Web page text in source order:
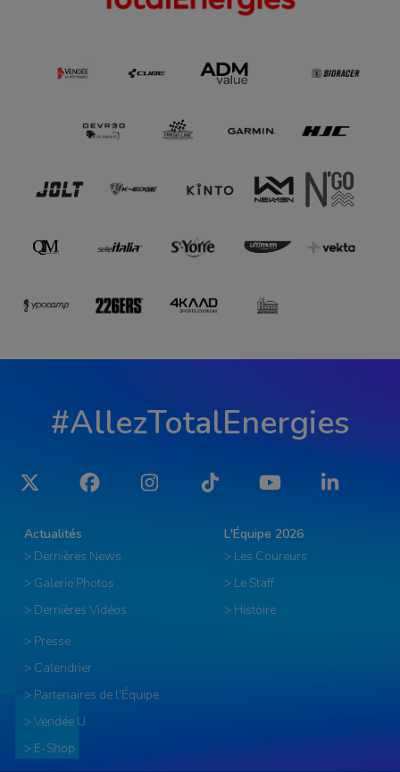
#AllezTotalEnergies
Twitter Facebook Instagram Tiktok YouTube LinkedIn
Actualités
> Dernières News
> Galerie Photos
> Dernières Vidéos
L'Équipe 2026
> Les Coureurs
> Le Staff
> Histoire
> Presse
> Calendrier
> Partenaires de l'Équipe
> Vendée U
> E-Shop